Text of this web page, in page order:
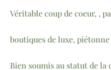
Véritable coup de coeur, ,
boutiques de luxe,
Bien soumis au statut de